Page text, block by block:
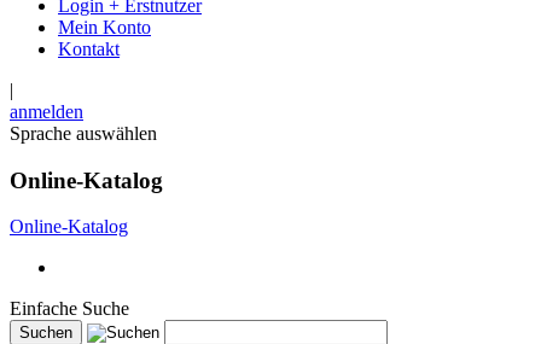
Login + Erstnutzer
Mein Konto
Kontakt
|
anmelden
Sprache auswählen
Online-Katalog
Online-Katalog
Einfache Suche